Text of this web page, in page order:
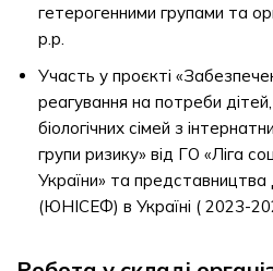
гетерогенними групами та
р.р.
Участь у проєкті
реагування на потреби
біологічних сімей з
групи ризику» від ГО «Ліга
України» та
(ЮНІСЕФ) в Україні ( 2023-